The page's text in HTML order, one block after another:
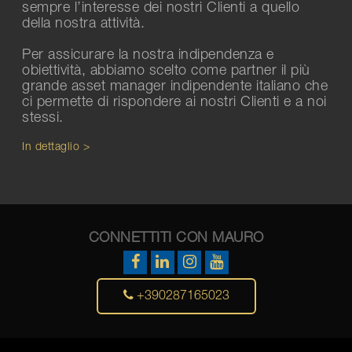
sempre l’interesse dei nostri Clienti a quello
della nostra attività.
Per assicurare la nostra indipendenza e
obiettività, abbiamo scelto come partner il più
grande asset manager indipendente italiano che
ci permette di rispondere ai nostri Clienti e a noi
stessi.
In dettaglio >
CONNETTITI CON MAURO
+390287165023